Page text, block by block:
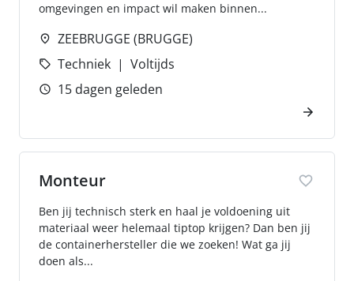
omgevingen en impact wil maken binnen...
ZEEBRUGGE (BRUGGE)
Techniek
Voltijds
15 dagen geleden
Monteur
Ben jij technisch sterk en haal je voldoening uit
materiaal weer helemaal tiptop krijgen? Dan ben jij
de containerhersteller die we zoeken! Wat ga jij
doen als...